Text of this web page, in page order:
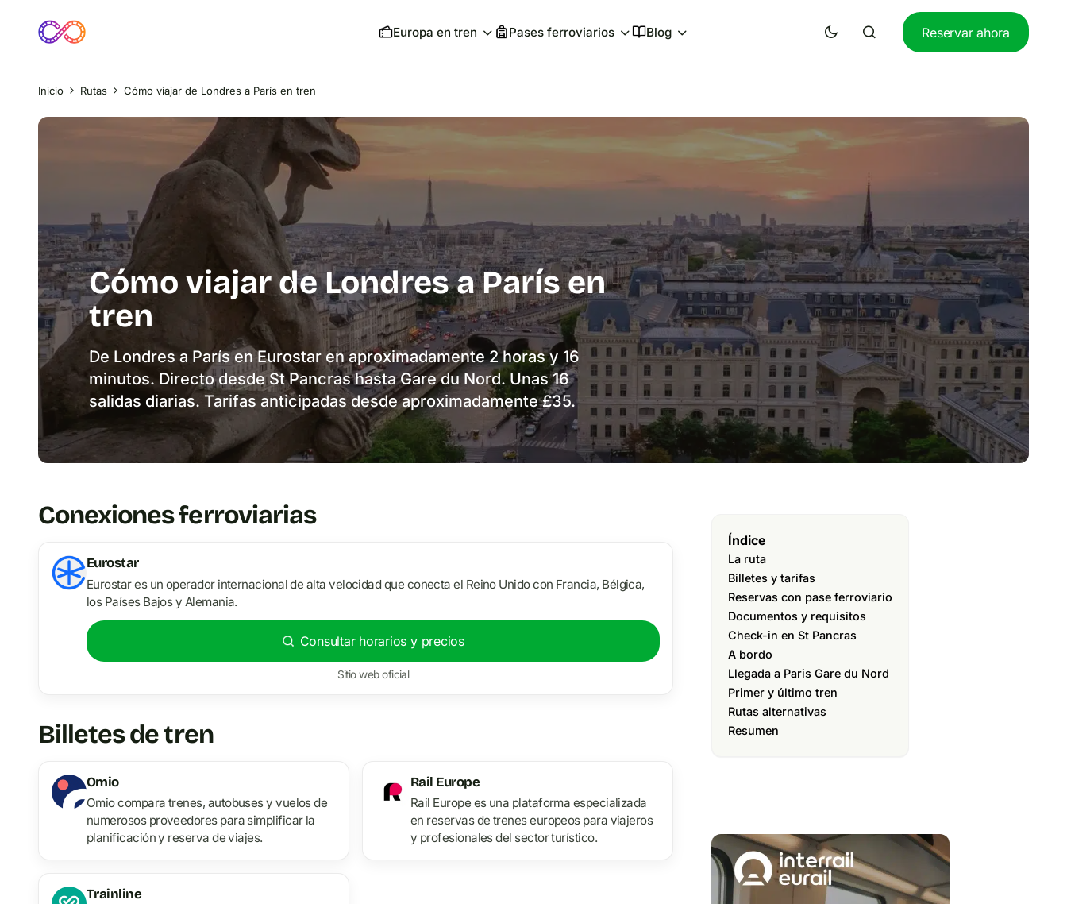
Europa en tren Pases ferroviarios Blog Reservar ahora
Inicio Rutas Cómo viajar de Londres a París en tren
Cómo viajar de Londres a París en
tren
De Londres a París en Eurostar en aproximadamente 2 horas y 16
minutos. Directo desde St Pancras hasta Gare du Nord. Unas 16
salidas diarias. Tarifas anticipadas desde aproximadamente £35.
Conexiones ferroviarias
Eurostar
Eurostar es un operador internacional de alta velocidad que conecta el Reino Unido con Francia, Bélgica,
los Países Bajos y Alemania.
Consultar horarios y precios
Sitio web oficial
Billetes de tren
Omio
Omio compara trenes, autobuses y vuelos de
numerosos proveedores para simplificar la
planificación y reserva de viajes.
Rail Europe
Rail Europe es una plataforma especializada
en reservas de trenes europeos para viajeros
y profesionales del sector turístico.
Trainline
Índice
La ruta
Billetes y tarifas
Reservas con pase ferroviario
Documentos y requisitos
Check-in en St Pancras
A bordo
Llegada a Paris Gare du Nord
Primer y último tren
Rutas alternativas
Resumen